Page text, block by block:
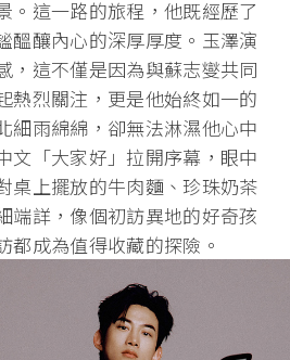
。這一路的旅程，他既經歷了
醞釀內心的深厚厚度。玉澤演
，這不僅是因為與蘇志燮共同
熱烈關注，更是他始終如一的
細雨綿綿，卻無法淋濕他心中
文「大家好」拉開序幕，眼中
桌上擺放的牛肉麵、珍珠奶茶
端詳，像個初訪異地的好奇孩
都成為值得收藏的探險。